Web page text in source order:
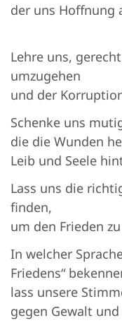
der uns Hoffnung
Lehre uns,
umzugehen
und der
Schenke uns
die die Wunden
Leib und Seele
Lass uns die
finden,
um den Frieden
In welcher
Friedens“
lass unsere
gegen Gewalt